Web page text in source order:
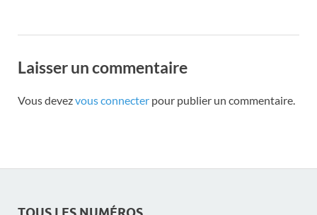
Laisser un commentaire
Vous devezvous connecter pour publier un commentaire.